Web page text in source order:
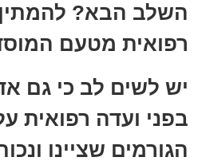
השלב הבא?
רפואית מטעם
יש לשים לב כי גם
בפני ועדה רפואית
הגורמים שציינו